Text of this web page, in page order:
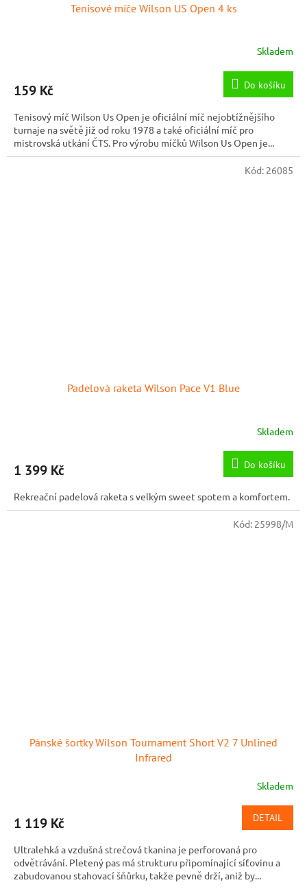
Tenisové míče Wilson US Open 4 ks
je
z
5
hvězdiček.
Skladem
159 Kč Do košíku
Tenisový míč Wilson Us Open je oficiální míč nejobtížnějšího
turnaje na světě již od roku 1978 a také oficiální míč pro
mistrovská utkání ČTS. Pro výrobu míčků Wilson Us Open je...
Padelová raketa Wilson Pace V1 Blue
Skladem
1 399 Kč Do košíku
Rekreační padelová raketa s velkým sweet spotem a komfortem.
Kód: 26085
Pánské šortky Wilson Tournament Short V2 7 Unlined
Infrared
Skladem
1 119 Kč DETAIL
Ultralehká a vzdušná strečová tkanina je perforovaná pro
odvětrávání. Pletený pas má strukturu připomínající síťovinu a
zabudovanou stahovací šňůrku, takže pevně drží, aniž by...
Kód: 25998/M